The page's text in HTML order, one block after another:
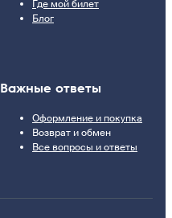
Где мой билет
Блог
Важные ответы
Оформление и покупка
Возврат и обмен
Все вопросы и ответы